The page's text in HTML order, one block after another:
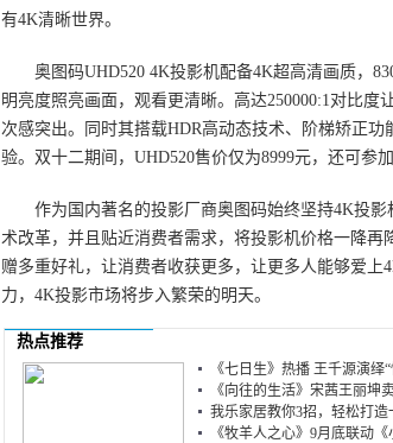
有4K清晰世界。
奥图码UHD520 4K投影机配备4K超高清画质，
明亮度照亮画面，观看更清晰。高达250000:1对比
次感突出。同时其搭载HDR高动态技术、阶梯矫正
验。双十二期间，UHD520售价仅为8999元，还可参
作为国内著名的投影厂商奥图码始终坚持4K投影
术改革，并且贴近消费者需求，将投影机价格一降
赠多重好礼，让消费者收获更多，让更多人能够爱
力，4K投影市场将步入繁荣的明天。
热点推荐
《七日生》热播 王千源演绎
《向往的生活》宋茜王丽坤
我乐家居教你3招，轻松打造
《牧羊人之心》9月底联动